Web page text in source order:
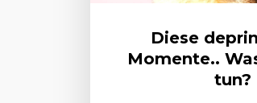
Diese
Momente..
tun?